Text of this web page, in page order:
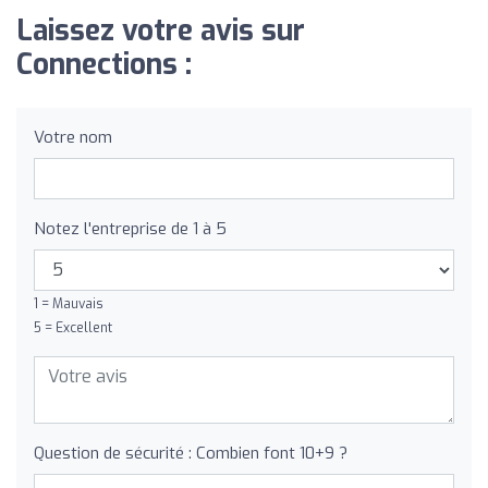
Laissez votre avis sur
Connections :
Votre nom
Notez l'entreprise de 1 à 5
1 = Mauvais
5 = Excellent
Question de sécurité : Combien font 10+9 ?